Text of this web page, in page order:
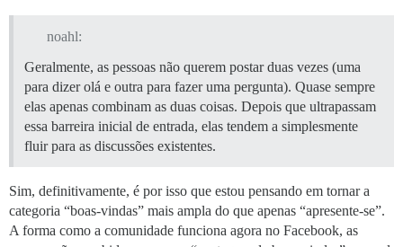
noahl:
Geralmente, as pessoas não querem postar duas vezes (uma
para dizer olá e outra para fazer uma pergunta). Quase sempre
elas apenas combinam as duas coisas. Depois que ultrapassam
essa barreira inicial de entrada, elas tendem a simplesmente
fluir para as discussões existentes.
Sim, definitivamente, é por isso que estou pensando em tornar a
categoria “boas-vindas” mais ampla do que apenas “apresente-se”.
A forma como a comunidade funciona agora no Facebook, as